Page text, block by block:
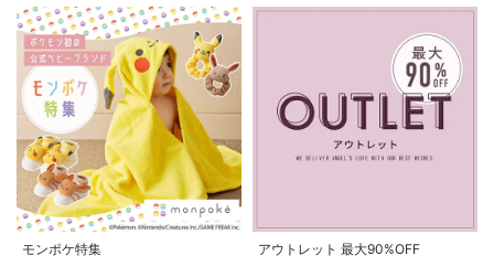
モンポケ特集 アウトレット 最大90%OFF